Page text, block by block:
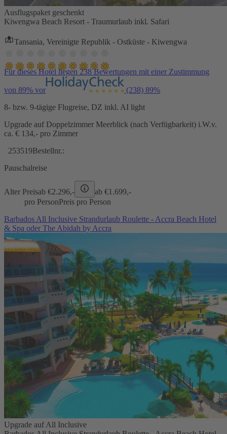
Ausflugspaket geschenkt
Kiwengwa Beach Resort - Traumurlaub inkl. Safari
Tansania, Vereinigte Republik - Ostküste - Kiwengwa
Für dieses Hotel liegen 238 Bewertungen mit einer Zustimmung
von 89% vor (238) 89%
8- bzw. 9-tägige Flugreise, DZ inkl. AI light
Upgrade auf Doppelzimmer Meerblick (nach Verfügbarkeit) i.W.v.
ca. € 134,- pro Zimmer
253519Bestellnr.:
Pauschalreise
Alter Preisab €2.296,- ab €1.699,-
pro PersonPreis pro Person
Barbados All Inclusive Strandurlaub Roulette - Accra Beach Hotel
& Spa oder The Abidah by Accra
Upgrade auf All Inclusive